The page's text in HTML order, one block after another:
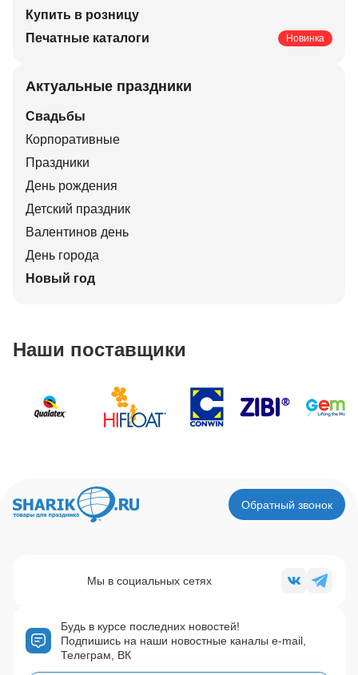
Купить в розницу
Печатные каталоги
Новинка
Актуальные праздники
Свадьбы
Корпоративные
Праздники
День рождения
Детский праздник
Валентинов день
День города
Новый год
Наши поставщики
Обратный звонок
Будь в курсе последних новостей!
Подпишись на наши новостные каналы e-mail,
Телеграм, ВК
Мы в социальных сетях